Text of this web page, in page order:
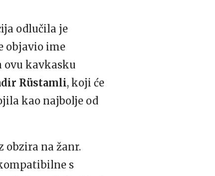
odlučila je
objavio ime
ovu kavkasku
Rüstamli, koji će
kao najbolje od
obzira na žanr.
s